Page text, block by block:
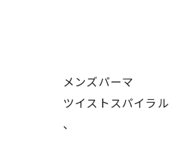
メンズパーマ
ツイストスパイラル
、